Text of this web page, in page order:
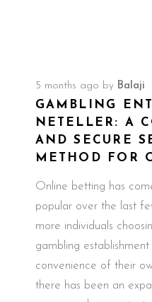
5 months ago by Balaji
GAMBLING
NETELLER: A
AND SECURE
METHOD FOR
Online betting has
popular over the last
more individuals
gambling
convenience of their
there has been an